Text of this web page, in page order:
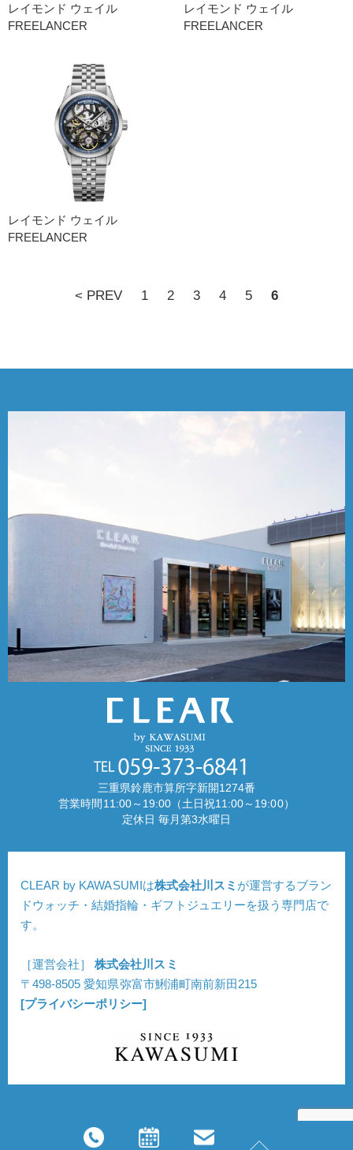
レイモンド ウェイル
FREELANCER
レイモンド ウェイル
FREELANCER
レイモンド ウェイル
FREELANCER
< PREV 1 2 3 4 5 6
三重県鈴鹿市算所字新開1274番
営業時間11:00～19:00（土日祝11:00～19:00）
定休日 毎月第3水曜日
CLEAR by KAWASUMIは株式会社川スミ が運営するブラン
ドウォッチ・結婚指輪・ギフトジュエリーを扱う専門店で
す。
［運営会社］株式会社川スミ
〒498-8505 愛知県弥富市鯏浦町南前新田215
[プライバシーポリシー]
Copyright © CLEAR. All Rights Reserved.